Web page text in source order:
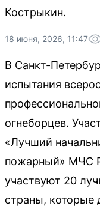
Кострыкин.
18 июня, 2026, 11:47
В Санкт-
испытания
огнеборцев.
«Лучший
пожарный» МЧС
участвуют 20
страны, которые